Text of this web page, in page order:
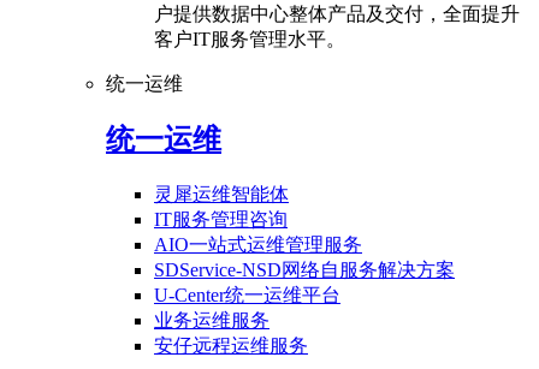
户提供数据中心整体产品及交付，全面提升
客户IT服务管理水平。
统一运维
统一运维
灵犀运维智能体
IT服务管理咨询
AIO一站式运维管理服务
SDService-NSD网络自服务解决方案
U-Center统一运维平台
业务运维服务
安仔远程运维服务